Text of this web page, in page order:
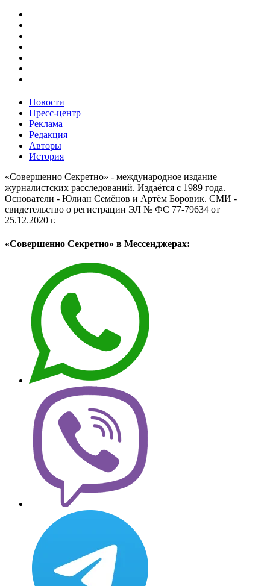
Новости
Пресс-центр
Реклама
Редакция
Авторы
История
«Совершенно Секретно» - международное издание
журналистских расследований. Издаётся с 1989 года.
Основатели - Юлиан Семёнов и Артём Боровик. CМИ -
свидетельство о регистрации ЭЛ № ФС 77-79634 от
25.12.2020 г.
«Совершенно Секретно» в Мессенджерах: